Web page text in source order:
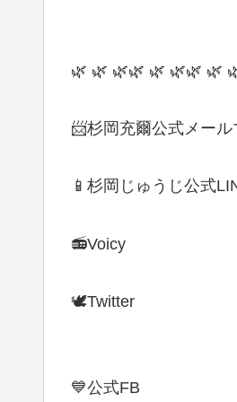
🌿 🌿 🌿🌿 🌿 🌿🌿 🌿
📨杉岡充爾公式メー
📱杉岡じゅうじ公式
📻Voicy
🕊Twitter
💙公式FB